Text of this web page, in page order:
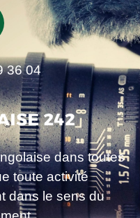
36 04
dans toutes
toute activité
dans le sens du